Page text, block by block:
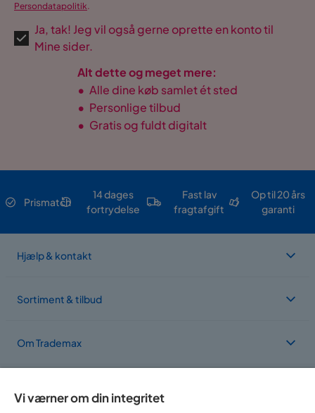
Persondatapolitik.
Ja, tak! Jeg vil også gerne oprette en konto til
Mine sider.
Alt dette og meget mere:
• Alle dine køb samlet ét sted
• Personlige tilbud
• Gratis og fuldt digitalt
Prismatch
14 dages
fortrydelse
Fast lav
fragtafgift
Op til 20 års
garanti
Hjælp & kontakt
Sortiment & tilbud
Om Trademax
Vi findes i flere forskellige lande
Vi værner om din integritet